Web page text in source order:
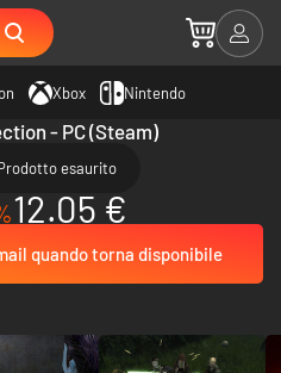
Xbox Nintendo
- PC (Steam)
esaurito
12.05 €
quando torna disponibile